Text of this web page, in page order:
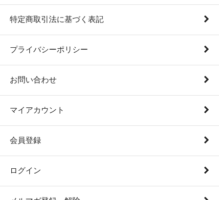
特定商取引法に基づく表記
プライバシーポリシー
お問い合わせ
マイアカウント
会員登録
ログイン